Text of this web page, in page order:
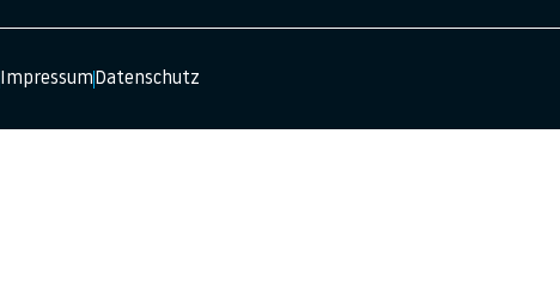
ImpressumDatenschutz